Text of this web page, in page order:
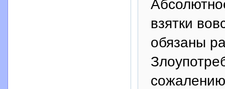
взятки
обязаны